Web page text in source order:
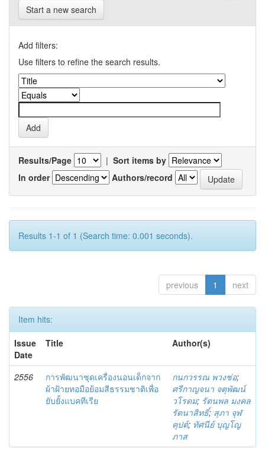
Start a new search
Add filters:
Use filters to refine the search results.
Results/Page | Sort items by
In order
Authors/record
Results 1-1 of 1 (Search time: 0.001 seconds).
previous 1 next
Item hits:
Issue
Date
Title Author(s)
2556
การพัฒนาชุดเครื่องนอนเด็กจาก
ผ้าฝ้ายทอมือย้อมสีธรรมชาติเพื่อ
ยับยั้งแบคทีเรีย
กนกวรรณ พวงช่อ;
ศรีกาญจนา จตุพัฒน์
วโรดม; รัตนพล มงคล
รัตนาสิทธิ์; สุภา จุฬ
คุปต์; ทัศนีย์ บุญโญ
ภาส